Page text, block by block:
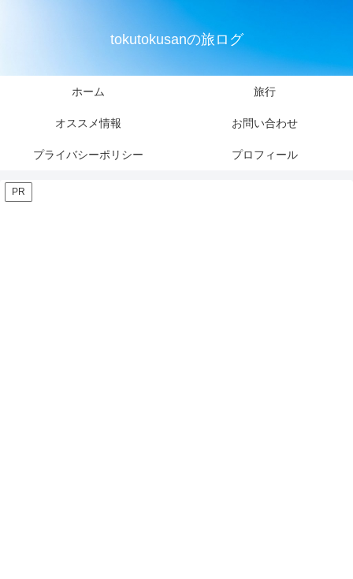
tokutokusanの旅ログ
ホーム 旅行
オススメ情報 お問い合わせ
プライバシーポリシー プロフィール
PR